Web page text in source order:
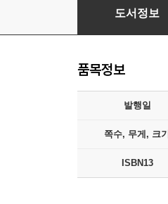
단순한 삶을 찾아서
도서정보
품목정보
발행일
쪽수, 무게, 크기
ISBN13